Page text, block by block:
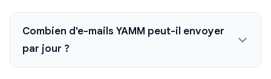
Combien d'e-mails YAMM peut-il envoyer
par jour ?